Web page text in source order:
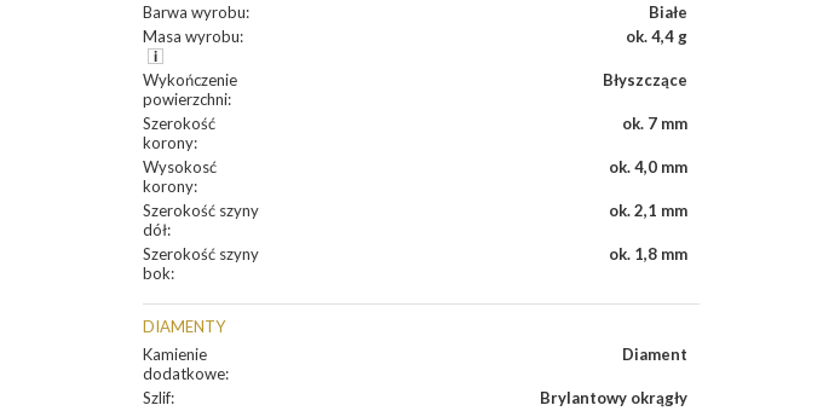
Barwa wyrobu:
Białe
Masa wyrobu: ok. 4,4 g
Wykończenie
powierzchni:
Błyszczące
Szerokość
korony:
ok. 7 mm
Wysokosć
korony:
ok. 4,0 mm
Szerokość szyny
dół:
ok. 2,1 mm
Szerokość szyny
bok:
ok. 1,8 mm
DIAMENTY
Kamienie
dodatkowe:
Diament
Szlif:
Brylantowy okrągły